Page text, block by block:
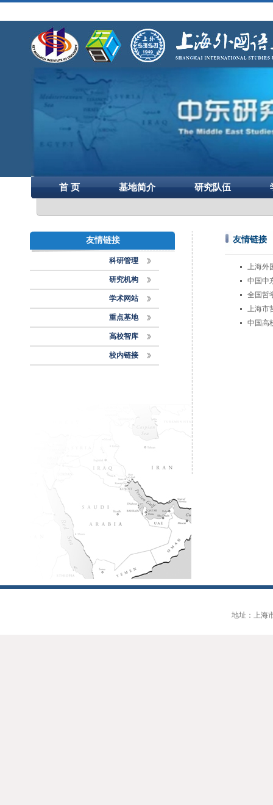
首 页 基地简介 研究队伍
友情链接
科研管理
研究机构
学术网站
重点基地
高校智库
校内链接
友情链接
上海外
中国中
全国哲
上海市
中国高
地址：上海